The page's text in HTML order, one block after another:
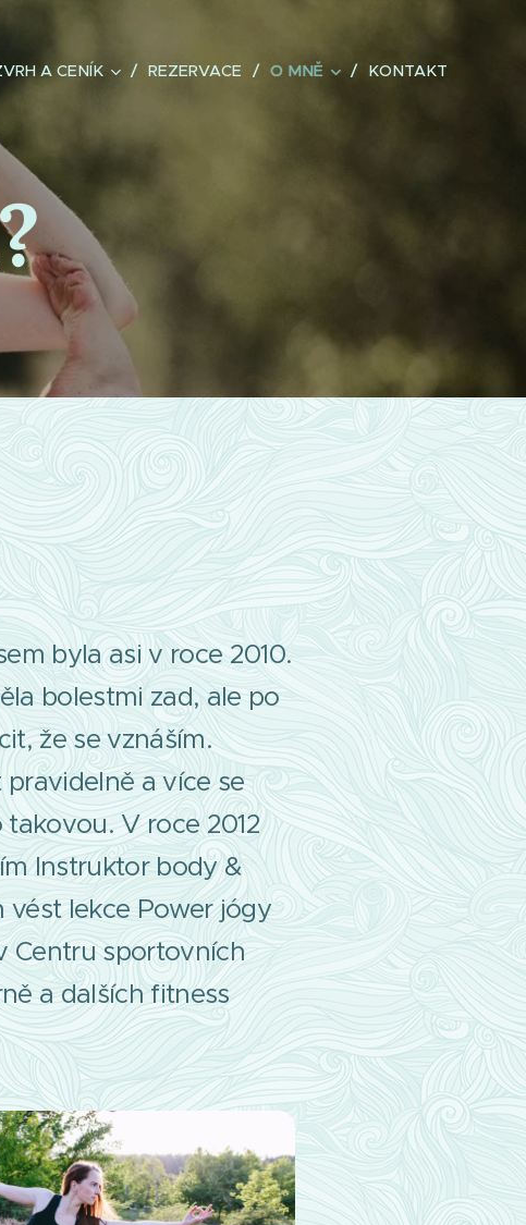
A CENÍK REZERVACE O MNĚ KONTAKT
byla asi v roce 2010.
bolestmi zad, ale po
že se vznáším.
a více se
V roce 2012
Instruktor body &
vést lekce Power jógy
Centru sportovních
a dalších fitness